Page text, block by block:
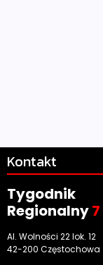
Kontakt
Tygodnik
Regionalny7
Al. Wolności 22 lok. 12
42-200 Częstochowa